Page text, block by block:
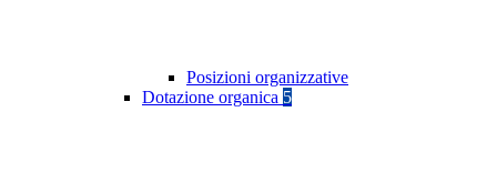
Posizioni organizzative
Dotazione organica 5